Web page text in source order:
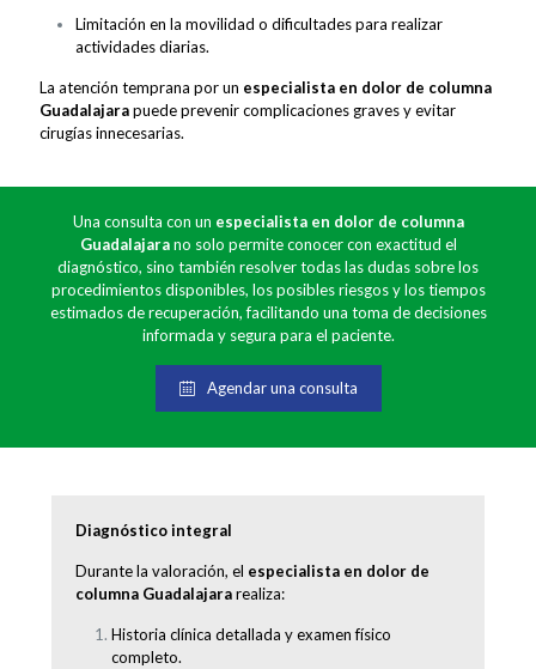
Limitación en la movilidad o dificultades para realizar
actividades diarias.
La atención temprana por un especialista en dolor de columna
Guadalajarapuede prevenir complicaciones graves y evitar
cirugías innecesarias.
Una consulta con un especialista en dolor de columna
Guadalajarano solo permite conocer con exactitud el
diagnóstico, sino también resolver todas las dudas sobre los
procedimientos disponibles, los posibles riesgos y los tiempos
estimados de recuperación, facilitando una toma de decisiones
informada y segura para el paciente.
Agendar una consulta
Diagnóstico integral
Durante la valoración, el especialista en dolor de
columna Guadalajararealiza:
Historia clínica detallada y examen físico
completo.